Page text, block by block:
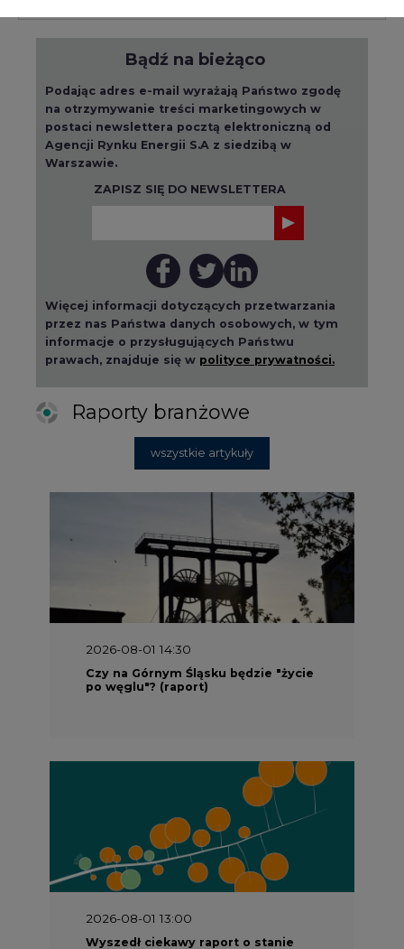
Bądź na bieżąco
Podając adres e-mail wyrażają Państwo zgodę
na otrzymywanie treści marketingowych w
postaci newslettera pocztą elektroniczną od
Agencji Rynku Energii S.A z siedzibą w
Warszawie.
ZAPISZ SIĘ DO NEWSLETTERA
Więcej informacji dotyczących przetwarzania
przez nas Państwa danych osobowych, w tym
informacje o przysługujących Państwu
prawach, znajduje się w polityce prywatności.
Raporty branżowe
wszystkie artykuły
2026-08-01 14:30
Czy na Górnym Śląsku będzie "życie
po węglu"? (raport)
2026-08-01 13:00
Wyszedł ciekawy raport o stanie